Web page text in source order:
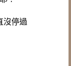
沒停過